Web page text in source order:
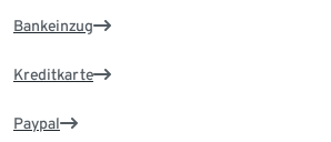
Bankeinzug
Kreditkarte
Paypal